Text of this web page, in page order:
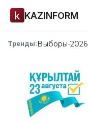
KAZINFORM
Тренды:Выборы-2026